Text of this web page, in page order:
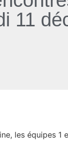
11
les équipes